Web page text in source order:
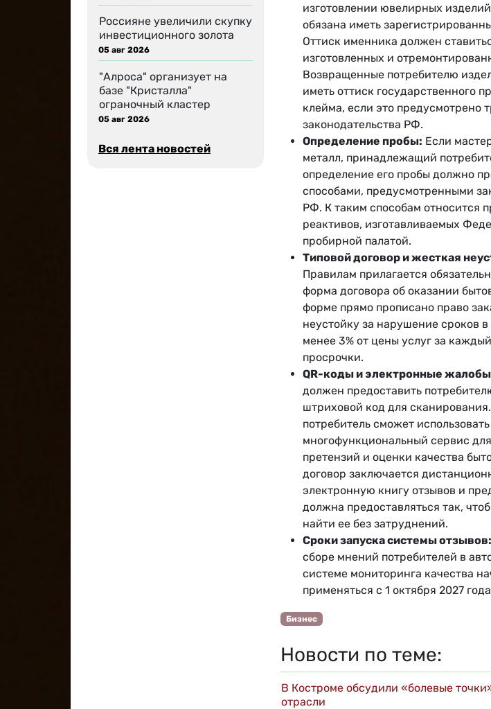
Россияне увеличили скупку
инвестиционного золота
05 авг 2026
"Алроса" организует на
базе "Кристалла"
ограночный кластер
05 авг 2026
Вся лента новостей
изготовлении ювелирных
обязана иметь
Оттиск именника должен
изготовленных и
Возвращенные потребителю
иметь оттиск государственного
клейма, если это предусмотрено
законодательства РФ.
Определение пробы: Если
металл, принадлежащий
определение его пробы должно
способами, предусмотренными
РФ. К таким способам относится
реактивов, изготавливаемых
пробирной палатой.
Типовой договор и жесткая
Правилам прилагается
форма договора об оказании
форме прямо прописано право
неустойку за нарушение сроков
менее 3% от цены услуг за
просрочки.
QR-коды и электронные
должен предоставить
штриховой код для
потребитель сможет использовать
многофункциональный сервис
претензий и оценки качества
договор заключается
электронную книгу отзывов и
должна предоставляться так,
найти ее без затруднений.
Сроки запуска системы отзывов:
сборе мнений потребителей в
системе мониторинга качества
применяться с 1 октября 2027
Бизнес
Новости по теме:
В Костроме обсудили «болевые
отрасли